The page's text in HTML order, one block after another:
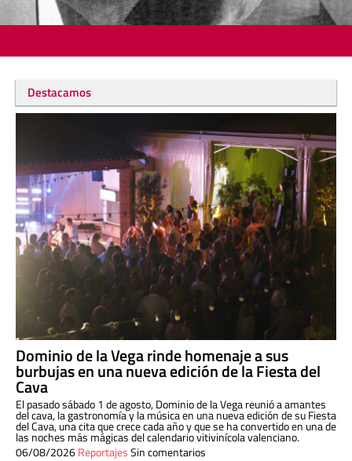
Destacamos
Dominio de la Vega rinde homenaje a sus
burbujas en una nueva edición de la Fiesta del
Cava
El pasado sábado 1 de agosto, Dominio de la Vega reunió a amantes
del cava, la gastronomía y la música en una nueva edición de su Fiesta
del Cava, una cita que crece cada año y que se ha convertido en una de
las noches más mágicas del calendario vitivinícola valenciano.
06/08/2026ReportajesSin comentarios